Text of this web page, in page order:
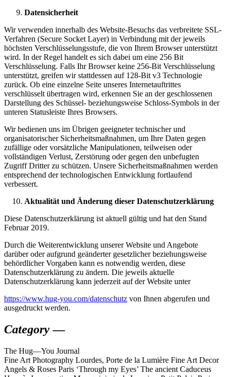
Datensicherheit
Wir verwenden innerhalb des Website-Besuchs das verbreitete SSL-
Verfahren (Secure Socket Layer) in Verbindung mit der jeweils
höchsten Verschlüsselungsstufe, die von Ihrem Browser unterstützt
wird. In der Regel handelt es sich dabei um eine 256 Bit
Verschlüsselung. Falls Ihr Browser keine 256-Bit Verschlüsselung
unterstützt, greifen wir stattdessen auf 128-Bit v3 Technologie
zurück. Ob eine einzelne Seite unseres Internetauftrittes
verschlüsselt übertragen wird, erkennen Sie an der geschlossenen
Darstellung des Schüssel- beziehungsweise Schloss-Symbols in der
unteren Statusleiste Ihres Browsers.
Wir bedienen uns im Übrigen geeigneter technischer und
organisatorischer Sicherheitsmaßnahmen, um Ihre Daten gegen
zufällige oder vorsätzliche Manipulationen, teilweisen oder
vollständigen Verlust, Zerstörung oder gegen den unbefugten
Zugriff Dritter zu schützen. Unsere Sicherheitsmaßnahmen werden
entsprechend der technologischen Entwicklung fortlaufend
verbessert.
Aktualität und Änderung dieser Datenschutzerklärung
Diese Datenschutzerklärung ist aktuell gültig und hat den Stand
Februar 2019.
Durch die Weiterentwicklung unserer Website und Angebote
darüber oder aufgrund geänderter gesetzlicher beziehungsweise
behördlicher Vorgaben kann es notwendig werden, diese
Datenschutzerklärung zu ändern. Die jeweils aktuelle
Datenschutzerklärung kann jederzeit auf der Website unter
https://www.hug-you.com/datenschutz von Ihnen abgerufen und
ausgedruckt werden.
Category—
The Hug—You Journal
Fine Art Photography Lourdes, Porte de la Lumière Fine Art Decor
Angels & Roses Paris ‘Through my Eyes’ The ancient Caduceus